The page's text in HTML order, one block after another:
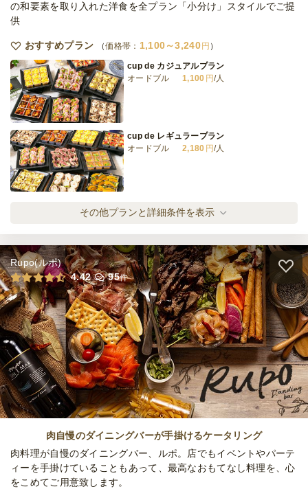
オードブル
最低ご注文金額 円
の和要素を取り入れた洋食を全プラン「小分け」スタイルでご提
供
おすすめプラン 価格帯： 1,100～3,240 円
cup de カジュアルプラン
オードブル
1,100 円/人
cup de レギュラープラン
オードブル
2,180 円/人
cup de プレミアムプラン
オードブル
3,240円/人
ローストビーフ オニオンソースコース
オードブル
1,620円/人
ダブルメインのプレミアムコース
オードブル
3,240 /人
全てのプランを見る（5件）
オードブル
締切 1日前18時
最低ご注文金額 10,000円
その他プランと詳細条件を表示
Rupo(ルポ)
4.42
95件
肉自慢のダイニングバーが手掛けるケータリング
肉料理が自慢のダイニングバー、ルポ。店でもイベントやパーテ
ィーを手掛けていることもあって、最高なおもてなし料理を、心
をこめてご用意致します。